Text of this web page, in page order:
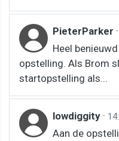
PieterParker ·
Heel
opstelling. Als Brom
startopstelling als...
lowdiggity ·
Aan de